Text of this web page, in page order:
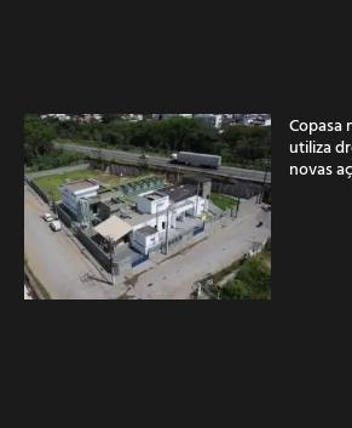
Copasa
utiliza
novas